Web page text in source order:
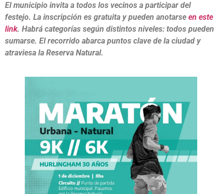
El municipio invita a todos los vecinos a participar del
festejo. La inscripción es gratuita y pueden anotarse en este
link. Habrá categorías según distintos niveles: todos pueden
sumarse. El recorrido abarca puntos clave de la ciudad y
atraviesa la Reserva Natural.